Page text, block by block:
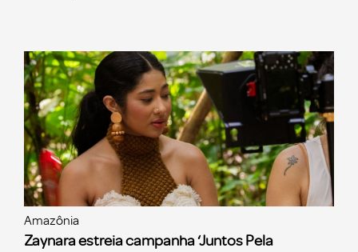
Amazônia
Zaynara estreia campanha ‘Juntos Pela